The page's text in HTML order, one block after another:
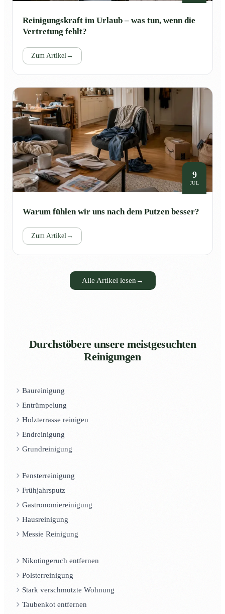
Reinigungskraft im Urlaub – was tun, wenn die
Vertretung fehlt?
Zum Artikel →
9
JUL
Warum fühlen wir uns nach dem Putzen besser?
Zum Artikel →
Alle Artikel lesen →
Durchstöbere unsere meistgesuchten
Reinigungen
Baureinigung
Entrümpelung
Holzterrasse reinigen
Endreinigung
Grundreinigung
Fensterreinigung
Frühjahrsputz
Gastronomiereinigung
Hausreinigung
Messie Reinigung
Nikotingeruch entfernen
Polsterreinigung
Stark verschmutzte Wohnung
Taubenkot entfernen